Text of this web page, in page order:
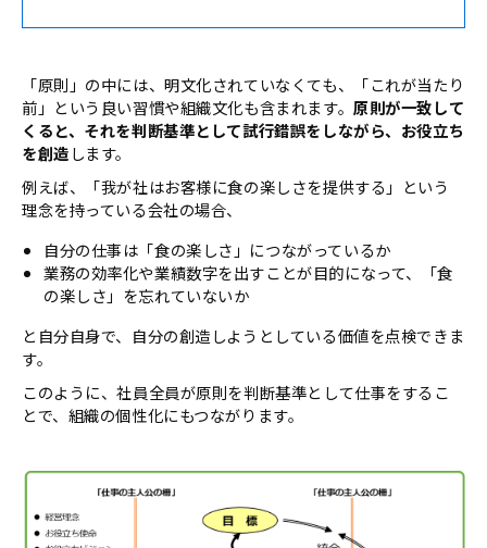
「原則」の中には、明文化されていなくても、「これが当たり
前」という良い習慣や組織文化も含まれます。原則が一致して
くると、それを判断基準として試行錯誤をしながら、お役立ち
を創造します。
例えば、「我が社はお客様に食の楽しさを提供する」という
理念を持っている会社の場合、
自分の仕事は「食の楽しさ」につながっているか
業務の効率化や業績数字を出すことが目的になって、「食
の楽しさ」を忘れていないか
と自分自身で、自分の創造しようとしている価値を点検できま
す。
このように、社員全員が原則を判断基準として仕事をするこ
とで、組織の個性化にもつながります。